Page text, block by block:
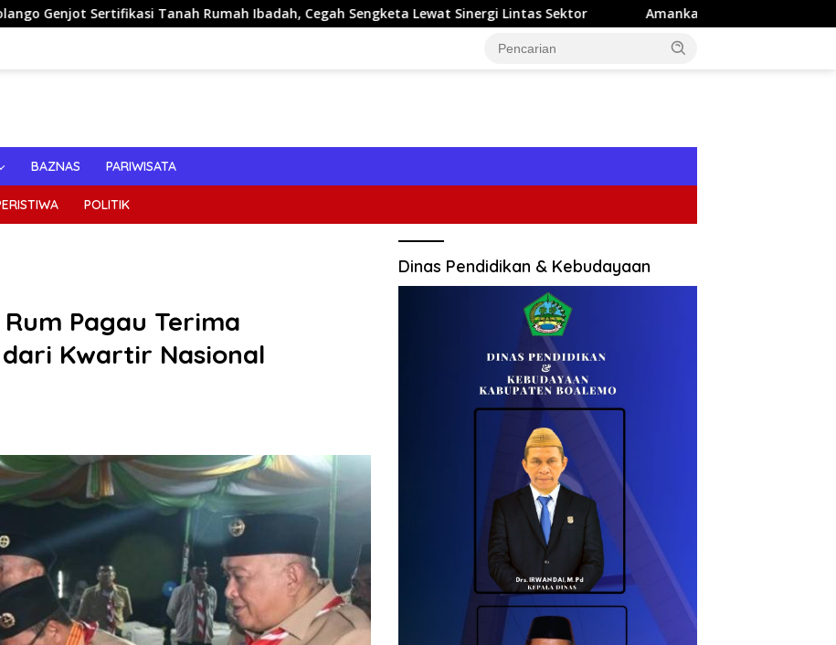
Rumah Ibadah, Cegah Sengketa Lewat Sinergi Lintas Sektor Amankan Aset Keagamaan, Bone Bolango
BAZNAS PARIWISATA
POLITIK
Pagau Terima
Kwartir Nasional
Dinas Pendidikan & Kebudayaan